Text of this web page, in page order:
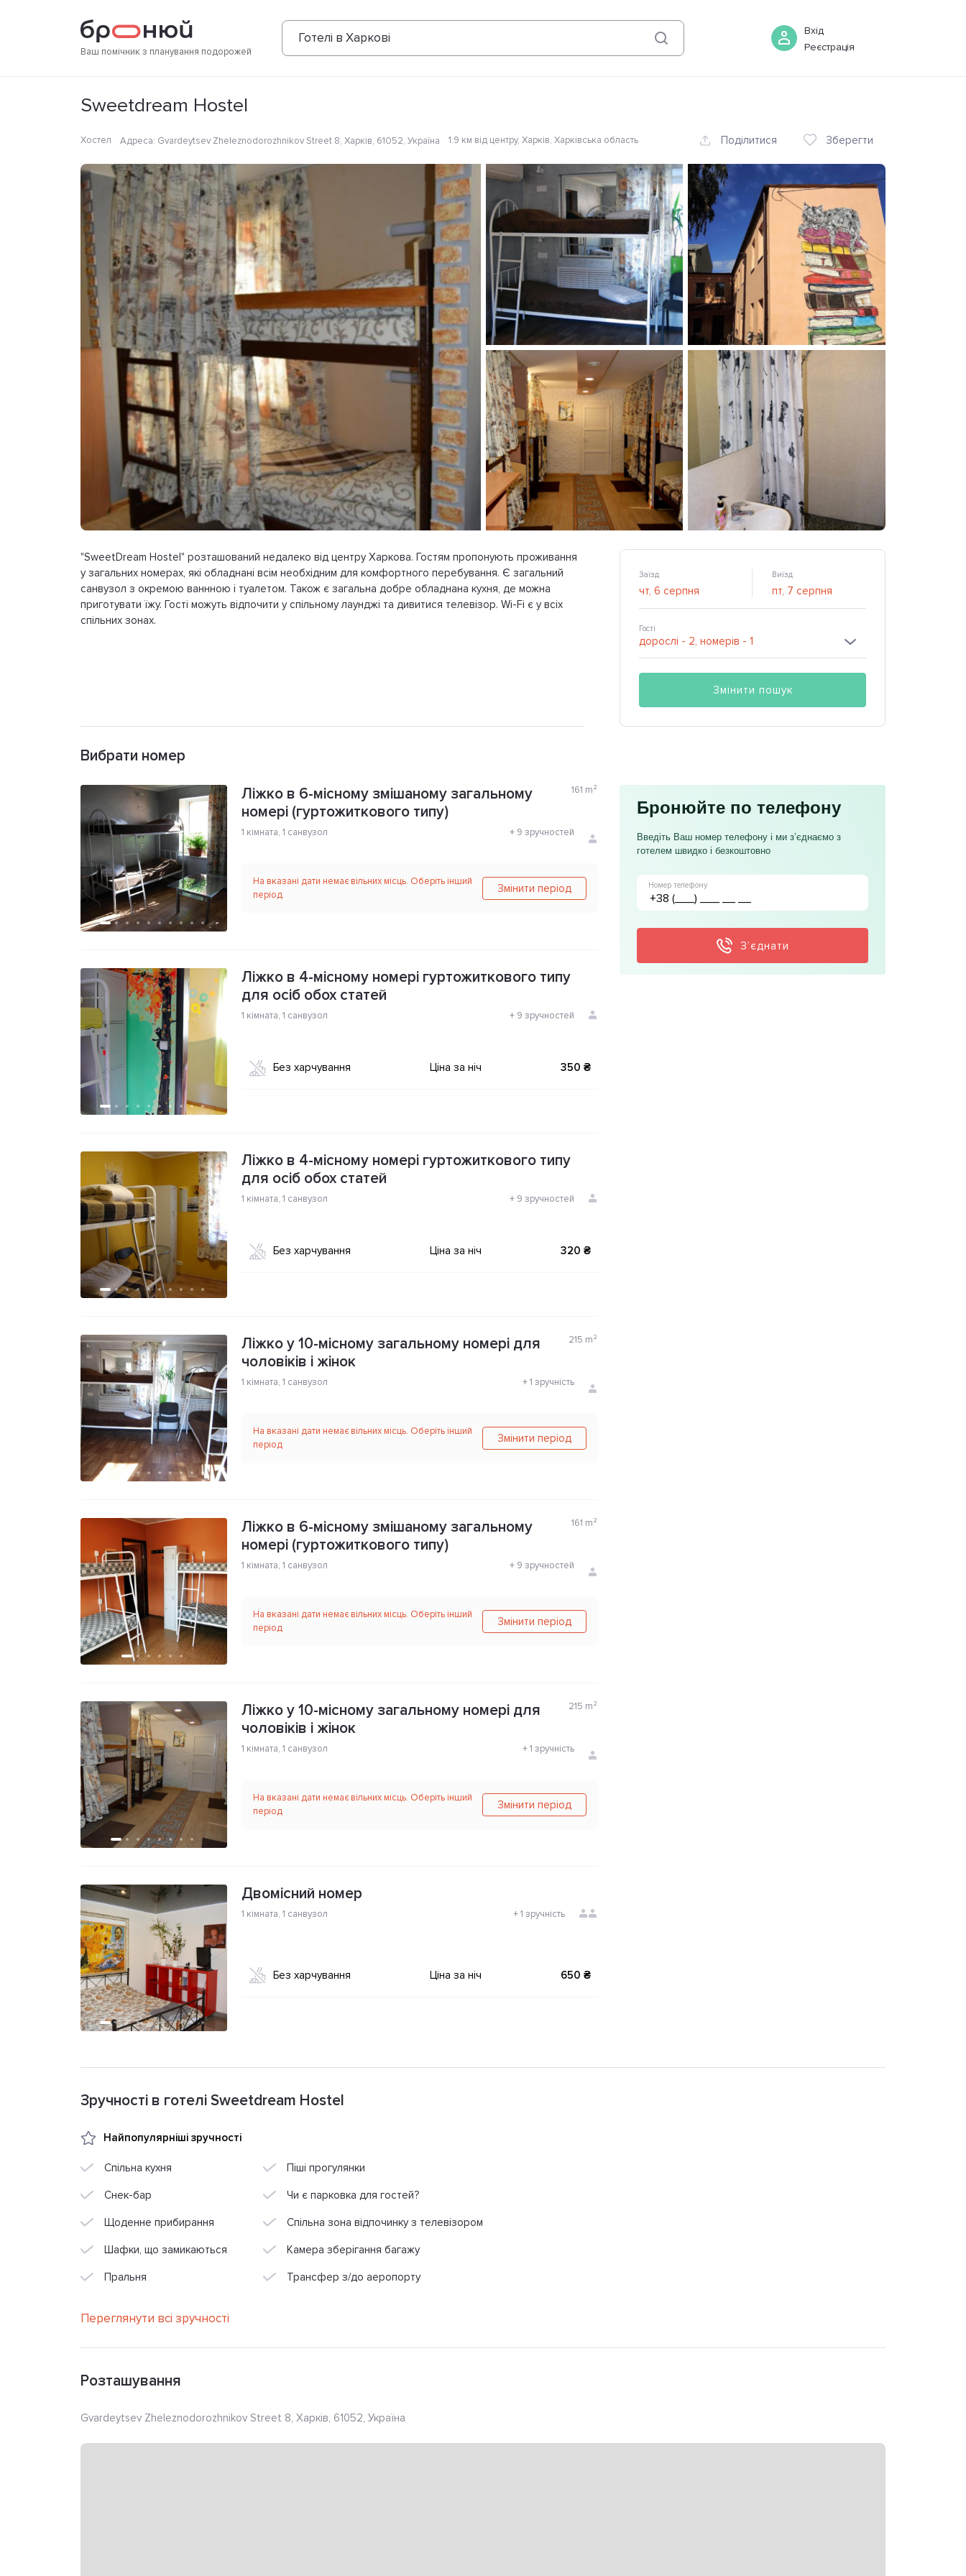
Ваш помічник з планування подорожей
Готелі в Харкові
Вхід
Реєстрація
Фотографії Зручності Розташування 06 серпня Бронювати
Sweetdream Hostel
Хостел Адреса: Gvardeytsev Zheleznodorozhnikov Street 8, Харків, 61052, Україна 1.9 км від центру, Харків, Харківська область Поділитися Зберегти
"SweetDream Hostel" розташований недалеко від центру Харкова. Гостям пропонують проживання
у загальних номерах, які обладнані всім необхідним для комфортного перебування. Є загальний
санвузол з окремою ваннною і туалетом. Також є загальна добре обладнана кухня, де можна
приготувати їжу. Гості можуть відпочити у спільному лаунджі та дивитися телевізор. Wi-Fi є у всіх
спільних зонах.
Заїзд Виїзд
Гості
Змінити пошук
Вибрати номер
Ліжко в 6-місному змішаному загальному
номері (гуртожиткового типу)
161 m²
1 кімната, 1 санвузол + 9 зручностей
На вказані дати немає вільних місць. Оберіть інший
період
Змінити період
Ліжко в 4-місному номері гуртожиткового типу
для осіб обох статей
1 кімната, 1 санвузол + 9 зручностей
Без харчування Ціна за ніч 350 ₴
Ліжко в 4-місному номері гуртожиткового типу
для осіб обох статей
1 кімната, 1 санвузол + 9 зручностей
Без харчування Ціна за ніч 320 ₴
Ліжко у 10-місному загальному номері для
чоловіків і жінок
215 m²
1 кімната, 1 санвузол +1 зручність
На вказані дати немає вільних місць. Оберіть інший
період
Змінити період
Ліжко в 6-місному змішаному загальному
номері (гуртожиткового типу)
161 m²
1 кімната, 1 санвузол + 9 зручностей
На вказані дати немає вільних місць. Оберіть інший
період
Змінити період
Ліжко у 10-місному загальному номері для
чоловіків і жінок
215 m²
1 кімната, 1 санвузол +1 зручність
На вказані дати немає вільних місць. Оберіть інший
період
Змінити період
Двомісний номер
1 кімната, 1 санвузол +1 зручність
Без харчування Ціна за ніч 650 ₴
Бронюйте по телефону
Введіть Ваш номер телефону і ми з’єднаємо з
готелем швидко і безкоштовно
Номер телефону
З’єднати
Зручності в готелі Sweetdream Hostel
Найпопулярніші зручності
Спільна кухня Піші прогулянки
Снек-бар Чи є парковка для гостей?
Щоденне прибирання Спільна зона відпочинку з телевізором
Шафки, що замикаються Камера зберігання багажу
Пральня Трансфер з/до аеропорту
Переглянути всі зручності
Розташування
Gvardeytsev Zheleznodorozhnikov Street 8, Харків, 61052, Україна